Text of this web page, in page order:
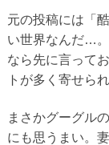
元の投稿には「
い世界なんだ…
なら先に言って
トが多く寄せら
まさかグーグル
にも思うまい。